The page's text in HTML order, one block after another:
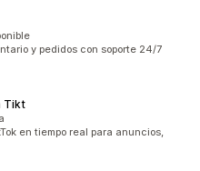
y pedidos con soporte 24/7
Tikt
en tiempo real para anuncios,